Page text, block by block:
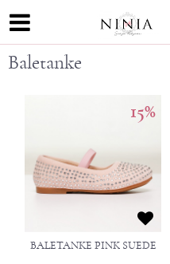
Baletanke
15%
BALETANKE PINK SUEDE